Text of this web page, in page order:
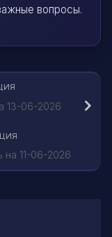
вопросы.
13-06-2026
11-06-2026